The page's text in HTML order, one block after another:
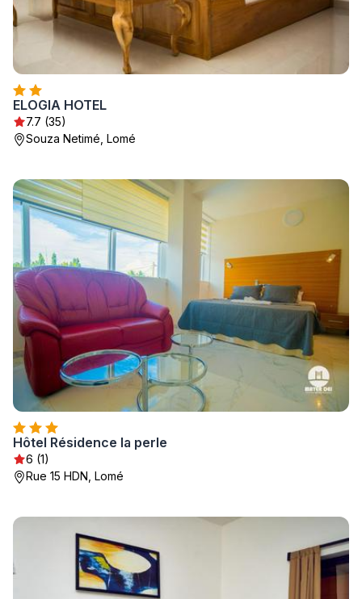
ELOGIA HOTEL
7.7 (35)
Souza Netimé, Lomé
Hôtel Résidence la perle
6 (1)
Rue 15 HDN, Lomé